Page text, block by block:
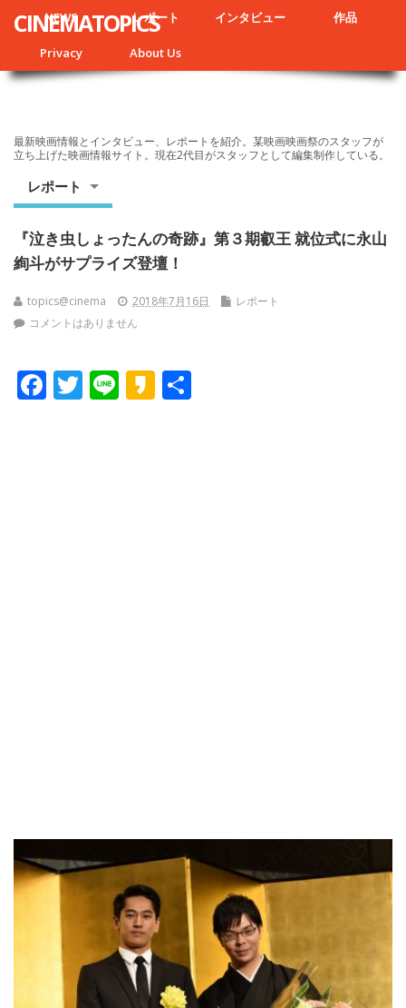
NEWS レポート インタビュー 作品
Privacy About Us
CINEMATOPICS
最新映画情報とインタビュー、レポートを紹介。某映画映画祭のスタッフが
立ち上げた映画情報サイト。現在2代目がスタッフとして編集制作している。
レポート
『泣き虫しょったんの奇跡』第３期叡王 就位式に永山
絢斗がサプライズ登壇！
topics@cinema 2018年7月16日
レポート
コメントはありません
F T Li K